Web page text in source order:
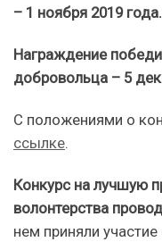
– 1 ноября 2019 года.
Награждение
добровольца – 5
С положениями о
ссылке.
Конкурс на лучшую
волонтерства
нем приняли